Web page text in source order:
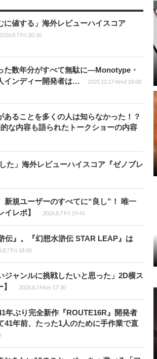
に値する」海外レビューハイスコア
2026.8.7 Fri 20:36
た数年分がすべて無駄に―Monotype・
インディー開発者は…
2025.12.17 Wed 18:00
あることを多くの人は知らなかった！？
な内容も語られたトークショーの内容
た」海外レビューハイスコア『ゼノブレ
新規ユーザーのすべてに“良し”！ 唯一
レポ】
2026.8.7 Fri 19:45
伝』。『幻想水滸伝 STAR LEAP』は
Fri 18:00
ジャンルに挑戦したいと思った」2D横ス
2026.8.3 Mon 17:30
ぶり完全新作『ROUTE16R』開発者
年前、たった1人のために手作業で直